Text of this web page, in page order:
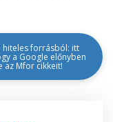
hiteles forrásból: itt
a Google előnyben
az Mfor cikkeit!